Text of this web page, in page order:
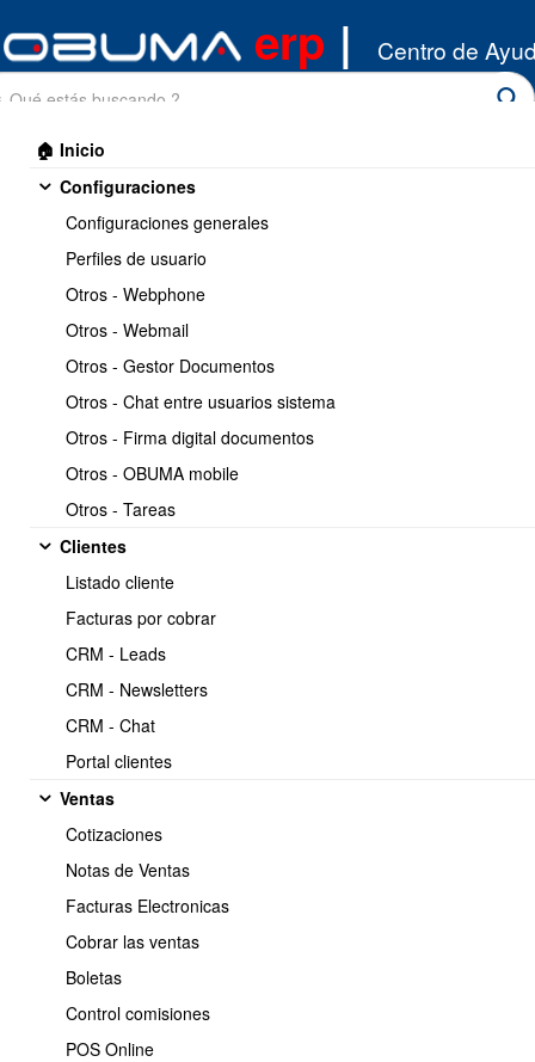
erp | Centro de
🏠 Inicio
Configuraciones
Configuraciones generales
Perfiles de usuario
Otros - Webphone
Otros - Webmail
Otros - Gestor Documentos
Otros - Chat entre usuarios sistema
Otros - Firma digital documentos
Otros - OBUMA mobile
Otros - Tareas
Clientes
Listado cliente
Facturas por cobrar
CRM - Leads
CRM - Newsletters
CRM - Chat
Portal clientes
Ventas
Cotizaciones
Notas de Ventas
Facturas Electronicas
Cobrar las ventas
Boletas
Control comisiones
POS Online
Remuneraciones
Imprimir 1 / 9
Como ver las liquidaciones
de sueldo.
Video Tutorial
https://www.youtube.com/watch?v=NxdpuQ2DhTs